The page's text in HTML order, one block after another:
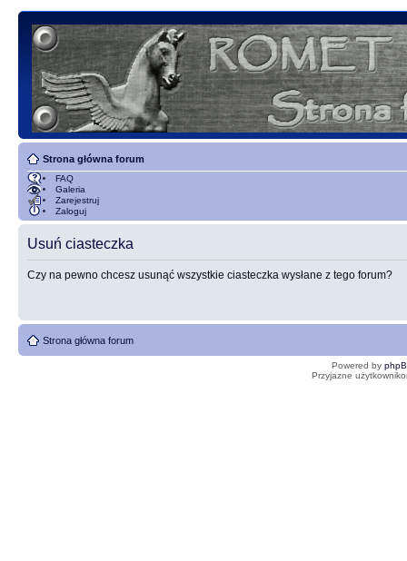
Strona główna forum
FAQ
Galeria
Zarejestruj
Zaloguj
Usuń ciasteczka
Czy na pewno chcesz usunąć wszystkie ciasteczka wysłane z tego forum?
Strona główna forum
Powered by
Przyjazne